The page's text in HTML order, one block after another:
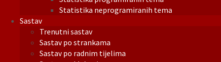
Statistika neprogramiranih tema
Sastav
Trenutni sastav
Sastav po strankama
Sastav po radnim tijelima